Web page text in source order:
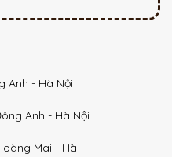
Anh - Hà Nội
Anh - Hà Nội
Mai - Hà